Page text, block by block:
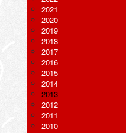
2021
2020
2019
2018
2017
2016
2015
2014
2013
2012
2011
2010